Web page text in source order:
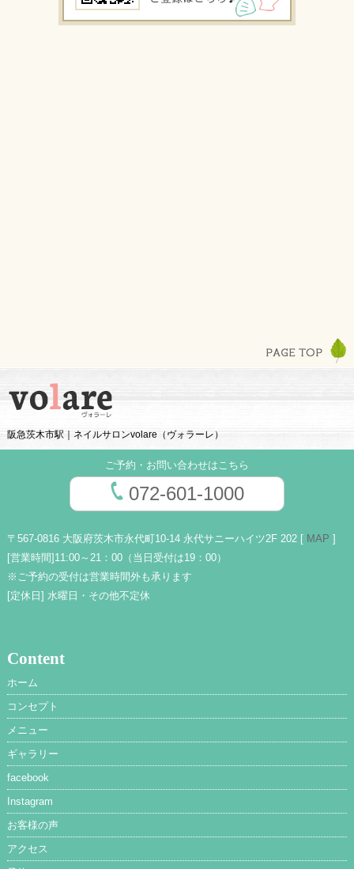
阪急茨木市駅｜ネイルサロンvolare（ヴォラーレ）
ご予約・お問い合わせはこちら
072-601-1000
〒567-0816 大阪府茨木市永代町10-14 永代サニーハイツ2F 202 [ MAP ]
[営業時間] 11:00～21：00（当日受付は19：00）
※ご予約の受付は営業時間外も承ります
[定休日] 水曜日・その他不定休
Content
ホーム
コンセプト
メニュー
ギャラリー
facebook
Instagram
お客様の声
アクセス